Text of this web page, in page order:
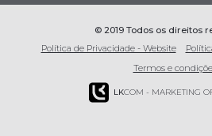
© 2019 Todos os direitos
Política de Privacidade - Website
Termos e
LKCOM - MARKETING